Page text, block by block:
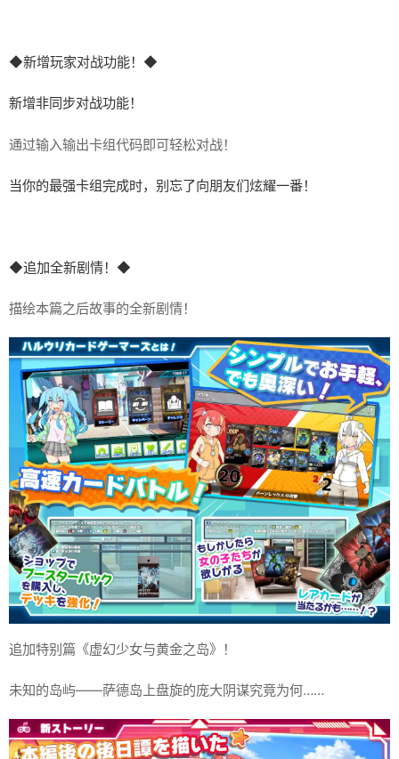
◆新增玩家对战功能！◆
新增非同步对战功能！
通过输入输出卡组代码即可轻松对战！
当你的最强卡组完成时，别忘了向朋友们炫耀一番！
◆追加全新剧情！◆
描绘本篇之后故事的全新剧情！
追加特别篇《虚幻少女与黄金之岛》！
未知的岛屿——萨德岛上盘旋的庞大阴谋究竟为何……